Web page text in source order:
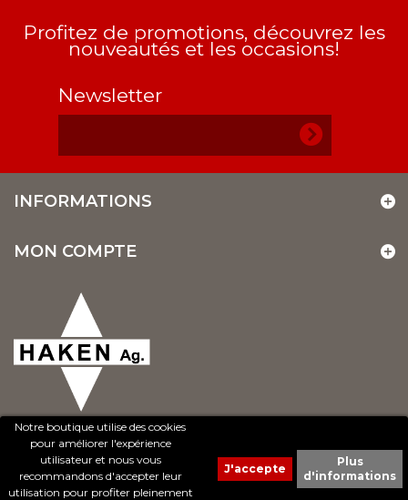
Notre boutique utilise des cookies
pour améliorer l'expérience
utilisateur et nous vous
recommandons d'accepter leur
utilisation pour profiter pleinement
Plus
d'informations
Profitez de promotions, découvrez les
nouveautés et les occasions!
Newsletter
INFORMATIONS
MON COMPTE
© 2017 - Cheval Liberté. Tous droits réservés.
Création de sites Internet | ProduWeb